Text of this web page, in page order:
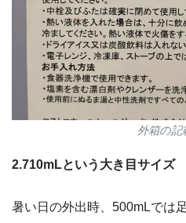
外箱の記
2.710mLという大き目サイズ
暑い日の外出時、500mLでは